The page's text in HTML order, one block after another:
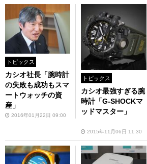
トピックス
カシオ社長「腕時計
の失敗も成功もスマ
ートウォッチの資
産」
2016年01月22日 09:00
トピックス
カシオ最強すぎる腕
時計「G-SHOCKマ
ッドマスター」
2015年11月06日 11:30